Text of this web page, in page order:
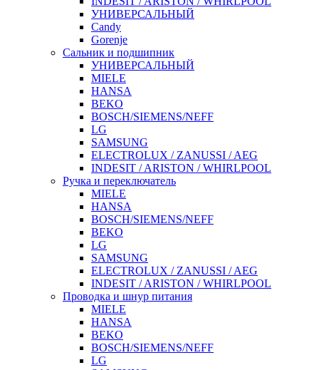
УНИВЕРСАЛЬНЫЙ
Candy
Gorenje
Сальник и подшипник
УНИВЕРСАЛЬНЫЙ
MIELE
HANSA
BEKO
BOSCH/SIEMENS/NEFF
LG
SAMSUNG
ELECTROLUX / ZANUSSI / AEG
INDESIT / ARISTON / WHIRLPOOL
Ручка и переключатель
MIELE
HANSA
BOSCH/SIEMENS/NEFF
BEKO
LG
SAMSUNG
ELECTROLUX / ZANUSSI / AEG
INDESIT / ARISTON / WHIRLPOOL
Проводка и шнур питания
MIELE
HANSA
BEKO
BOSCH/SIEMENS/NEFF
LG